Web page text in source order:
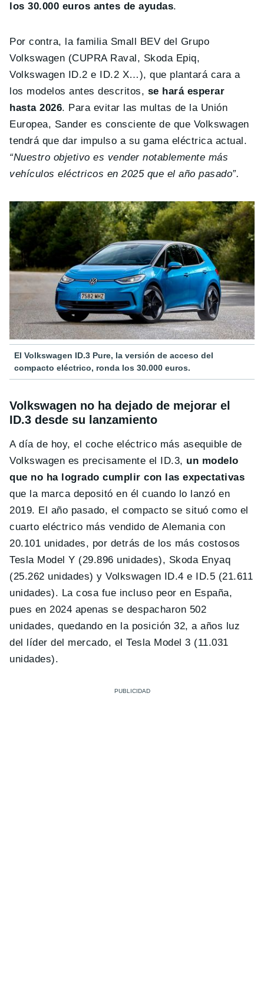
los 30.000 euros antes de ayudas.
Por contra, la familia Small BEV del Grupo
Volkswagen (CUPRA Raval, Skoda Epiq,
Volkswagen ID.2 e ID.2 X…), que plantará cara a
los modelos antes descritos, se hará esperar
hasta 2026. Para evitar las multas de la Unión
Europea, Sander es consciente de que Volkswagen
tendrá que dar impulso a su gama eléctrica actual.
“Nuestro objetivo es vender notablemente más
vehículos eléctricos en 2025 que el año pasado”.
El Volkswagen ID.3 Pure, la versión de acceso del
compacto eléctrico, ronda los 30.000 euros.
Volkswagen no ha dejado de mejorar el
ID.3 desde su lanzamiento
A día de hoy, el coche eléctrico más asequible de
Volkswagen es precisamente el ID.3, un modelo
que no ha logrado cumplir con las expectativas
que la marca depositó en él cuando lo lanzó en
2019. El año pasado, el compacto se situó como el
cuarto eléctrico más vendido de Alemania con
20.101 unidades, por detrás de los más costosos
Tesla Model Y (29.896 unidades), Skoda Enyaq
(25.262 unidades) y Volkswagen ID.4 e ID.5 (21.611
unidades). La cosa fue incluso peor en España,
pues en 2024 apenas se despacharon 502
unidades, quedando en la posición 32, a años luz
del líder del mercado, el Tesla Model 3 (11.031
unidades).